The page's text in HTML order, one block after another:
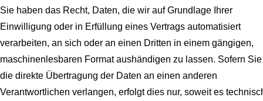
Sie haben das Recht, Daten, die wir auf Grundlage Ihrer
Einwilligung oder in Erfüllung eines Vertrags automatisiert
verarbeiten, an sich oder an einen Dritten in einem gängigen,
maschinenlesbaren Format aushändigen zu lassen. Sofern Sie
die direkte Übertragung der Daten an einen anderen
Verantwortlichen verlangen, erfolgt dies nur, soweit es